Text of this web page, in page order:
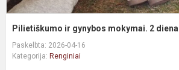
Pilietiškumo ir gynybos mokymai. 2 diena
Paskelbta: 2026-04-16
Kategorija: Renginiai